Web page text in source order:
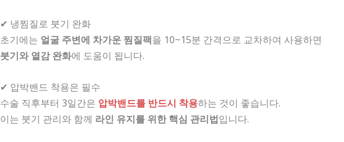
✔ 냉찜질로 붓기 완화
초기에는 얼굴 주변에 차가운 찜질팩을 10~15분 간격으로 교차하여 사용하면
붓기와 열감 완화에 도움이 됩니다.
✔ 압박밴드 착용은 필수
수술 직후부터 3일간은 압박밴드를 반드시 착용하는 것이 좋습니다.
이는 붓기 관리와 함께 라인 유지를 위한 핵심 관리법입니다.